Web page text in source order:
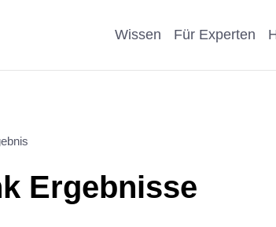
Wissen
Wissenschaftliche Argumente
Für Experten
Als Förderer/Förderin
spenden
Ergebnisse